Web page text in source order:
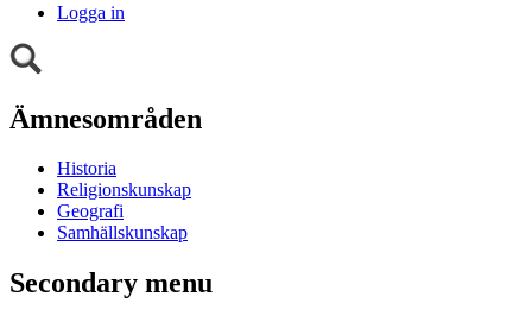
Logga in
Ämnesområden
Historia
Religionskunskap
Geografi
Samhällskunskap
Secondary menu